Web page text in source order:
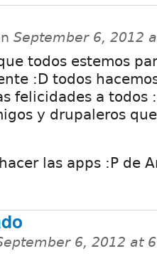
September 6, 2012
todos estemos
:D todos
felicidades a todos
y drupaleros
las apps :P de
6, 2012 at